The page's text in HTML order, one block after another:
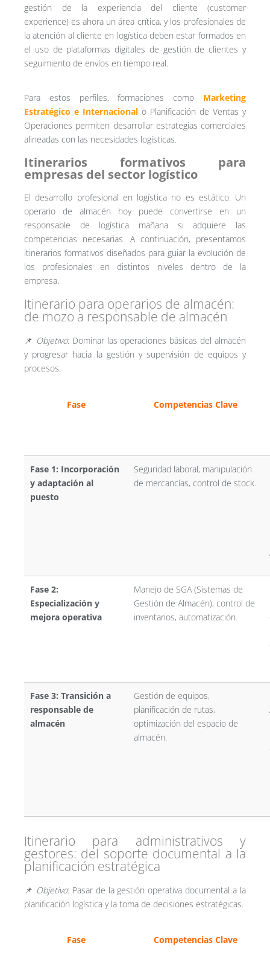
gestión de la experiencia del cliente (customer
experience) es ahora un área crítica, y los profesionales de
la atención al cliente en logística deben estar formados en
el uso de plataformas digitales de gestión de clientes y
seguimiento de envíos en tiempo real.
Para estos perfiles, formaciones como Marketing
Estratégico e Internacional o Planificación de Ventas y
Operaciones permiten desarrollar estrategias comerciales
alineadas con las necesidades logísticas.
Itinerarios formativos para
empresas del sector logístico
El desarrollo profesional en logística no es estático. Un
operario de almacén hoy puede convertirse en un
responsable de logística mañana si adquiere las
competencias necesarias. A continuación, presentamos
itinerarios formativos diseñados para guiar la evolución de
los profesionales en distintos niveles dentro de la
empresa.
Itinerario para operarios de almacén:
de mozo a responsable de almacén
📌 Objetivo: Dominar las operaciones básicas del almacén
y progresar hacia la gestión y supervisión de equipos y
procesos.
Fase Competencias Clave
Fase 1: Incorporación
y adaptación al
puesto
Seguridad laboral, manipulación
de mercancías, control de stock.
Fase 2:
Especialización y
mejora operativa
Manejo de SGA (Sistemas de
Gestión de Almacén), control de
inventarios, automatización.
Fase 3: Transición a
responsable de
almacén
Gestión de equipos,
planificación de rutas,
optimización del espacio de
almacén.
Itinerario para administrativos y
gestores: del soporte documental a la
planificación estratégica
📌 Objetivo: Pasar de la gestión operativa documental a la
planificación logística y la toma de decisiones estratégicas.
Fase Competencias Clave